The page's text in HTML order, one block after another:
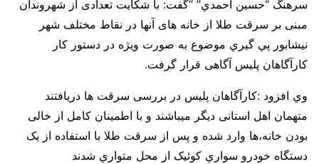
سرهنگ “حسين احمدي” “گفت: با شکایت تعدادی از شهروندان
مبنی بر سرقت طلا از خانه های آنها در نقاط مختلف شهر
نیشابور پي گيري موضوع به صورت ویژه در دستور کار
کارآگاهان پلیس آگاهی قرار گرفت.
وي افزود :کارآگاهان پلیس در بررسی سرقت ها دریافتند
متهمان اهل استانی دیگر میباشند و با اطمینان کامل از خالی
بودن خانه،ها وارد شده و پس از سرقت طلا با استفاده از یک
دستگاه خودرو سواري كوئیک از محل متواري شدند